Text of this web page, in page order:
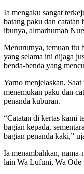
Ia mengaku sangat
batang paku dan
ibunya, almarhumah
Menurutnya, temuan itu
yang selama ini dijaga
benda-benda yang
Yarno menjelaskan,
menemukan paku dan
penanda kuburan.
“Catatan di kertas kami
bagian kepada,
bagian penanda kaki,”
Ia menambahkan,
lain Wa Lufuni, Wa Ode